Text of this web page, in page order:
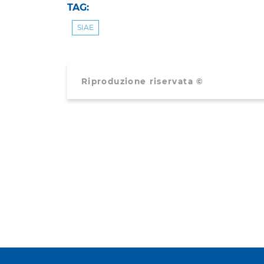
TAG:
SIAE
Riproduzione riservata ©